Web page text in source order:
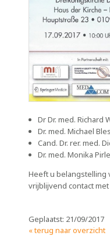
Dr Dr. med. Richard
Dr. med. Michael
Cand. Dr. rer. med.
Dr. med. Monika
Heeft u belangstelling
vrijblijvend contact met
Geplaatst: 21/09/2017
« terug naar overzicht